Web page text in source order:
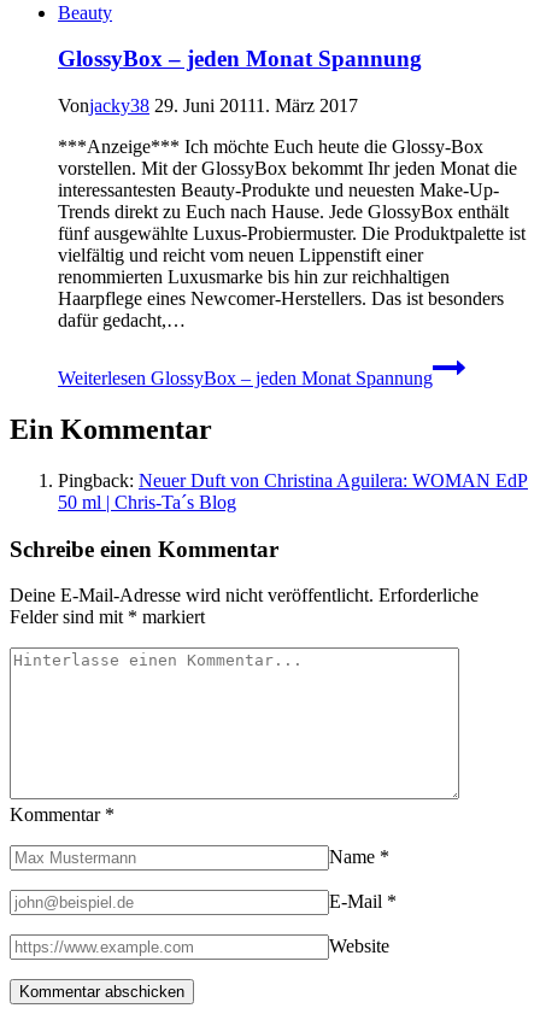
Beauty
GlossyBox – jeden Monat Spannung
Vonjacky38 29. Juni 20111. März 2017
***Anzeige*** Ich möchte Euch heute die Glossy-Box
vorstellen. Mit der GlossyBox bekommt Ihr jeden Monat die
interessantesten Beauty-Produkte und neuesten Make-Up-
Trends direkt zu Euch nach Hause. Jede GlossyBox enthält
fünf ausgewählte Luxus-Probiermuster. Die Produktpalette ist
vielfältig und reicht vom neuen Lippenstift einer
renommierten Luxusmarke bis hin zur reichhaltigen
Haarpflege eines Newcomer-Herstellers. Das ist besonders
dafür gedacht,…
Weiterlesen GlossyBox – jeden Monat Spannung
Ein Kommentar
Pingback: Neuer Duft von Christina Aguilera: WOMAN EdP
50 ml | Chris-Ta´s Blog
Schreibe einen Kommentar
Deine E-Mail-Adresse wird nicht veröffentlicht. Erforderliche
Felder sind mit * markiert
Kommentar *
Name *
E-Mail *
Website